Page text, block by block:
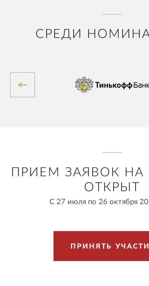
СРЕДИ
ПРИЕМ ЗАЯВОК НА
ОТКРЫТ
С 27 июля по 26 октября
П Р И Н Я Т Ь УЧ АСТ И